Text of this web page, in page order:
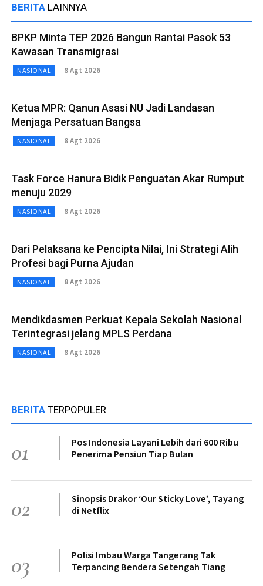
BERITA LAINNYA
BPKP Minta TEP 2026 Bangun Rantai Pasok 53
Kawasan Transmigrasi
NASIONAL 8 Agt 2026
Ketua MPR: Qanun Asasi NU Jadi Landasan
Menjaga Persatuan Bangsa
NASIONAL 8 Agt 2026
Task Force Hanura Bidik Penguatan Akar Rumput
menuju 2029
NASIONAL 8 Agt 2026
Dari Pelaksana ke Pencipta Nilai, Ini Strategi Alih
Profesi bagi Purna Ajudan
NASIONAL 8 Agt 2026
Mendikdasmen Perkuat Kepala Sekolah Nasional
Terintegrasi jelang MPLS Perdana
NASIONAL 8 Agt 2026
BERITA TERPOPULER
01
Pos Indonesia Layani Lebih dari 600 Ribu
Penerima Pensiun Tiap Bulan
02
Sinopsis Drakor ‘Our Sticky Love’, Tayang
di Netflix
03
Polisi Imbau Warga Tangerang Tak
Terpancing Bendera Setengah Tiang